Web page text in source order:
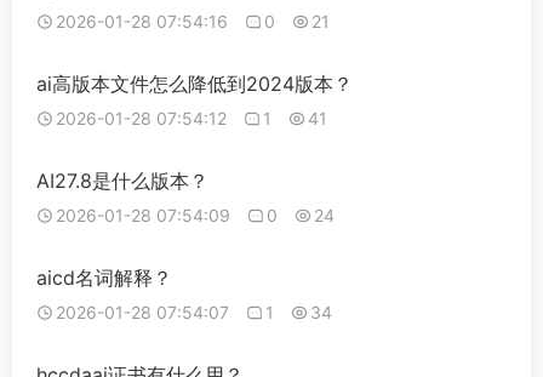
2026-01-28 07:54:16 0 21
ai高版本文件怎么降低到2024版本？
2026-01-28 07:54:12 1 41
AI27.8是什么版本？
2026-01-28 07:54:09 0 24
aicd名词解释？
2026-01-28 07:54:07 1 34